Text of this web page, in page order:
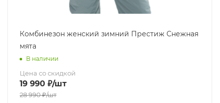
Комбинезон женский зимний Престиж Снежная
мята
В наличии
Цена со скидкой
19 990 ₽/шт
28 990₽/шт